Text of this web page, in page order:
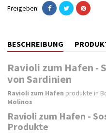
Freigeben
BESCHREIBUNG
Ravioli zum Hafen -
von Sardinien
Ravioli zum Hafen produkte in
Molinos
Ravioli zum Hafen -
Produkte